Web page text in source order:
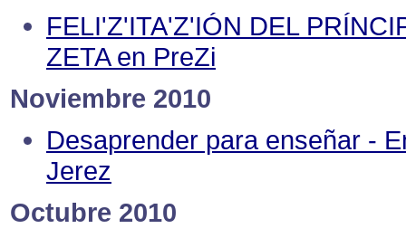
FELI'Z'ITA'Z'IÓN DEL
ZETA en PreZi
Noviembre 2010
Desaprender para enseñar -
Jerez
Octubre 2010